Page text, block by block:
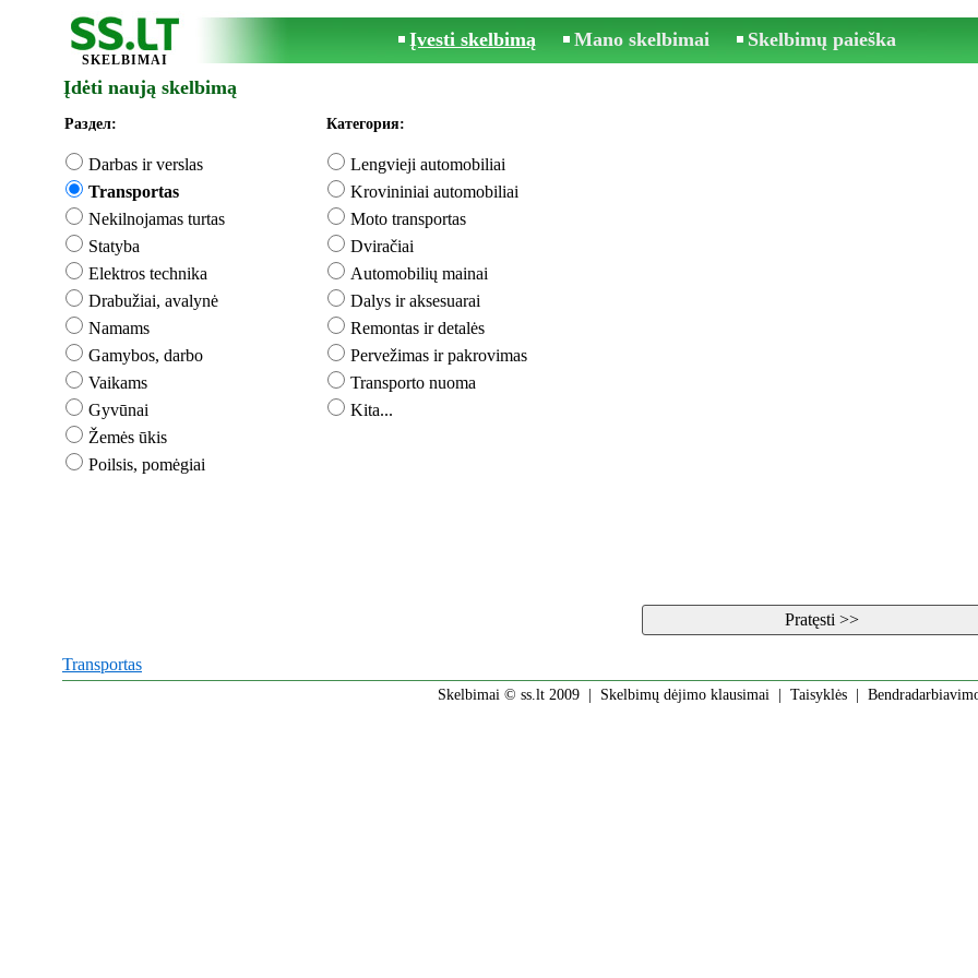
SKELBIMAI
Įvesti skelbimą Mano skelbimai Skelbimų paieška
Įdėti naują skelbimą
Раздел:
Darbas ir verslas
Transportas
Nekilnojamas turtas
Statyba
Elektros technika
Drabužiai, avalynė
Namams
Gamybos, darbo
Vaikams
Gyvūnai
Žemės ūkis
Poilsis, pomėgiai
Категория:
Lengvieji automobiliai
Krovininiai automobiliai
Moto transportas
Dviračiai
Automobilių mainai
Dalys ir aksesuarai
Remontas ir detalės
Pervežimas ir pakrovimas
Transporto nuoma
Kita...
Transportas
Skelbimai © ss.lt 2009 | Skelbimų dėjimo klausimai Taisyklės